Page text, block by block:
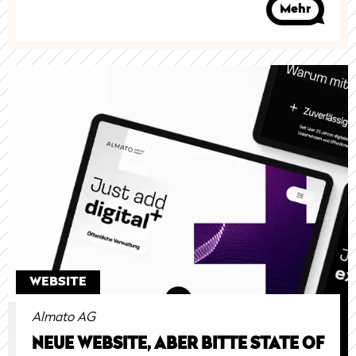
Mehr
WEBSITE
Almato AG
NEUE WEBSITE, ABER BITTE STATE OF